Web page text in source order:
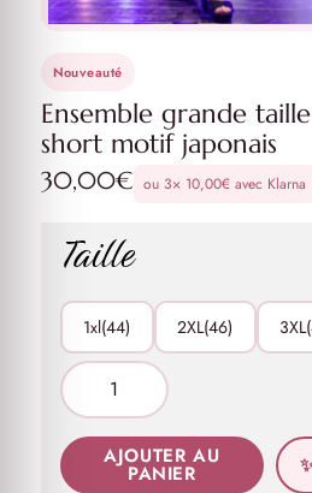
Nouveauté
Ensemble grande
short motif japonais
30,00€ ou 3× 10,00€avec Klarna
Taille
1xl(44) 2XL(46)
AJOUTER AU
PANIER